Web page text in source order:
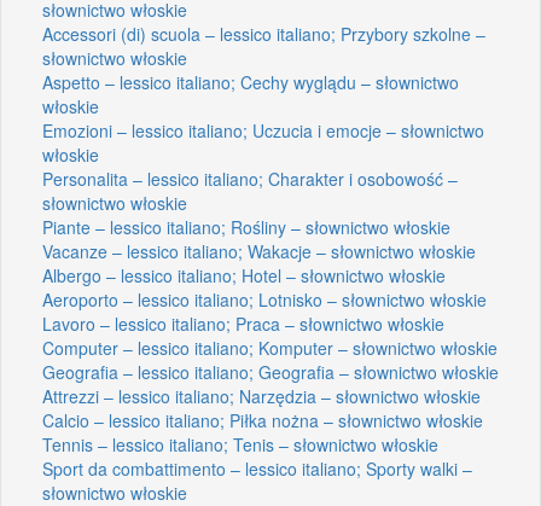
słownictwo włoskie
Accessori (di) scuola – lessico italiano; Przybory szkolne –
słownictwo włoskie
Aspetto – lessico italiano; Cechy wyglądu – słownictwo
włoskie
Emozioni – lessico italiano; Uczucia i emocje – słownictwo
włoskie
Personalita – lessico italiano; Charakter i osobowość –
słownictwo włoskie
Piante – lessico italiano; Rośliny – słownictwo włoskie
Vacanze – lessico italiano; Wakacje – słownictwo włoskie
Albergo – lessico italiano; Hotel – słownictwo włoskie
Aeroporto – lessico italiano; Lotnisko – słownictwo włoskie
Lavoro – lessico italiano; Praca – słownictwo włoskie
Computer – lessico italiano; Komputer – słownictwo włoskie
Geografia – lessico italiano; Geografia – słownictwo włoskie
Attrezzi – lessico italiano; Narzędzia – słownictwo włoskie
Calcio – lessico italiano; Piłka nożna – słownictwo włoskie
Tennis – lessico italiano; Tenis – słownictwo włoskie
Sport da combattimento – lessico italiano; Sporty walki –
słownictwo włoskie